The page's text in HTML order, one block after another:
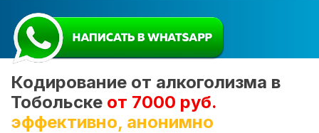
Кодирование от алкоголизма в
Тобольске от 7000 руб.
эффективно, анонимно